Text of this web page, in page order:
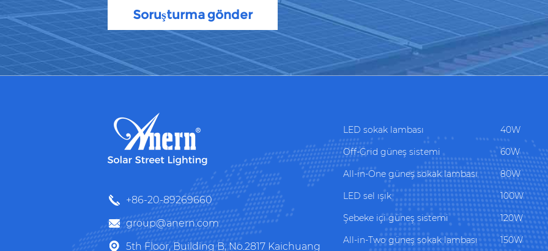
Soruşturma gönder
+86-20-89269660
group@anern.com
5th Floor, Building B, No.2817 Kaichuang
LED sokak lambası
Off-Grid güneş sistemi
All-in-One güneş sokak lambası
LED sel ışık
Şebeke içi güneş sistemi
All-in-Two güneş sokak lambası
40W
60W
80W
100W
120W
150W